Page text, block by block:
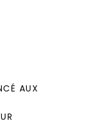
AUX